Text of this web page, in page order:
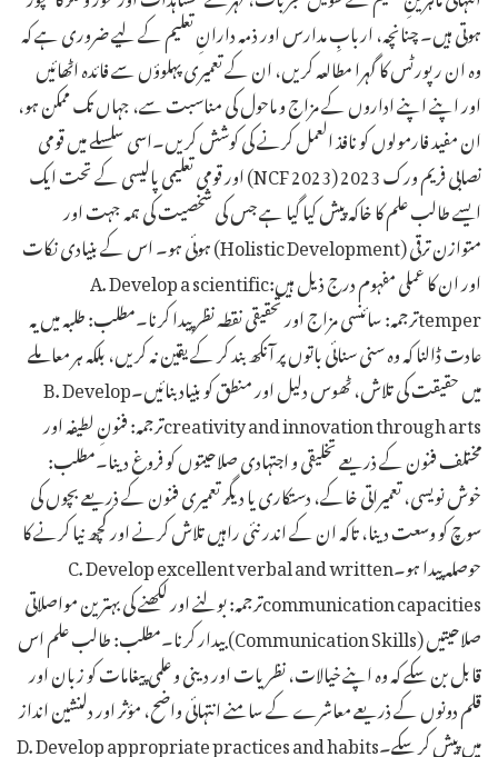
ہوتی ہیں۔ چنانچہ، اربابِ مدارس اور ذمہ دارانِ تعلیم کے لیے ضروری ہے کہ
وہ ان رپورٹس کا گہرا مطالعہ کریں، ان کے تعمیری پہلوؤں سے فائدہ اٹھائیں
اور اپنے اپنے اداروں کے مزاج و ماحول کی مناسبت سے، جہاں تک ممکن ہو،
ان مفید فارمولوں کو نافذ العمل کرنے کی کوشش کریں۔اسی سلسلے میں قومی
نصابی فریم ورک 2023 (NCF 2023) اور قومی تعلیمی پالیسی کے تحت ایک
ایسے طالب علم کا خاکہ پیش کیا گیا ہے جس کی شخصیت کی ہمہ جہت اور
متوازن ترقی (Holistic Development) ہوئی ہو۔ اس کے بنیادی نکات
اور ان کا عملی مفہوم درج ذیل ہیں:A. Develop a scientific
temperترجمہ: سائنسی مزاج اور تحقیقی نقطہ نظر پیدا کرنا۔مطلب: طلبہ میں یہ
عادت ڈالنا کہ وہ سنی سنائی باتوں پر آنکھ بند کر کے یقین نہ کریں، بلکہ ہر معاملے
میں حقیقت کی تلاش، ٹھوس دلیل اور منطق کو بنیاد بنائیں۔B. Develop
creativity and innovation through artsترجمہ: فنونِ لطیفہ اور
مختلف فنون کے ذریعے تخلیقی و اجتہادی صلاحیتوں کو فروغ دینا۔مطلب:
خوش نویسی، تعمیراتی خاکے، دستکاری یا دیگر تعمیری فنون کے ذریعے بچوں کی
سوچ کو وسعت دینا، تاکہ ان کے اندر نئی راہیں تلاش کرنے اور کچھ نیا کرنے کا
حوصلہ پیدا ہو۔C. Develop excellent verbal and written
communication capacitiesترجمہ: بولنے اور لکھنے کی بہترین مواصلاتی
صلاحیتیں (Communication Skills) بیدار کرنا۔مطلب: طالب علم اس
قابل بن سکے کہ وہ اپنے خیالات، نظریات اور دینی و علمی پیغامات کو زبان اور
قلم دونوں کے ذریعے معاشرے کے سامنے انتہائی واضح، مؤثر اور دلنشین انداز
میں پیش کر سکے۔D. Develop appropriate practices and habits